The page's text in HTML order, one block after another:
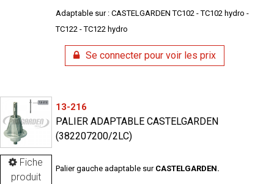
Adaptable sur : CASTELGARDEN TC102 - TC102 hydro -
TC122 - TC122 hydro
Se connecter pour voir les prix
Fiche
produit
13-216
PALIER ADAPTABLE CASTELGARDEN
(382207200/2LC)
Palier gauche adaptable sur CASTELGARDEN.